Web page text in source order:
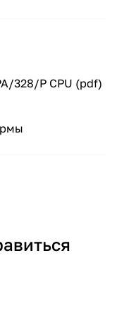
328/P CPU (pdf)